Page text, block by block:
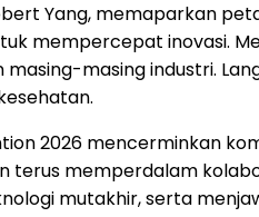
Yang, memaparkan
mempercepat inovasi.
masing industri.
2026 mencerminkan
terus memperdalam
mutakhir, serta